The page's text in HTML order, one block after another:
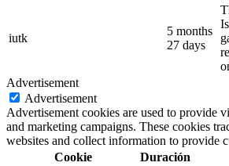
iutk
5 months
27 days
Advertisement
Advertisement
Advertisement cookies are used to provide
and marketing campaigns. These cookies
websites and collect information to provide
Cookie
Duración